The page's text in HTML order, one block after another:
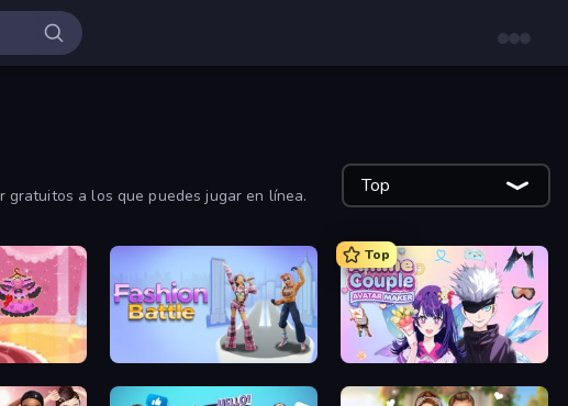
a los que puedes jugar en línea. Top
Royal Glow Princess Makeover
Top
Anime Couple: Avatar Maker